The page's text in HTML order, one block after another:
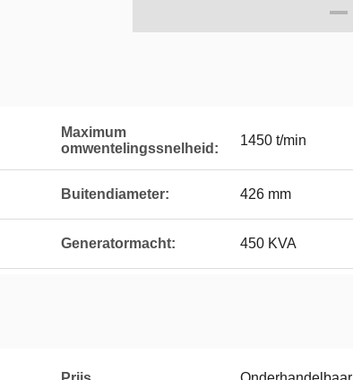
Maximum
omwentelingssnelheid:
1450 t/min
Buitendiameter: 426 mm
Generatormacht: 450 KVA